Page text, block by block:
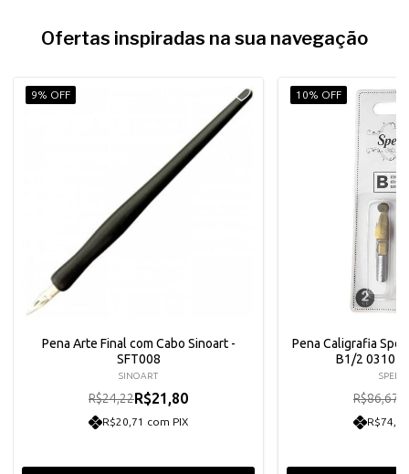
Ofertas inspiradas na sua navegação
9% OFF
Pena Arte Final com Cabo Sinoart -
SFT008
SINOART
R$24,22R$21,80
R$20,71 com PIX
10% OFF
Pena Caligrafia
B1/2
R$86,67